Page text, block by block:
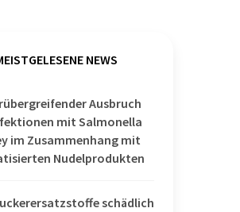
NEWS
Ausbruch
mit Salmonella
im Zusammenhang mit
Nudelprodukten
schädlich